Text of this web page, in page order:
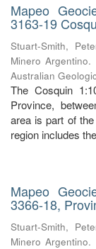
Mapeo
3163-19
Stuart-Smith,
Minero
Australian
The Cosquin
Province,
area is part of
region includes
Mapeo
3366-18,
Stuart-Smith,
Minero